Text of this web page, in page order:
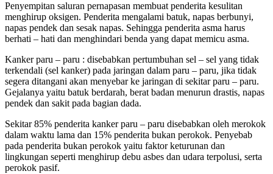
Penyempitan saluran pernapasan membuat penderita kesulitan
menghirup oksigen. Penderita mengalami batuk, napas berbunyi,
napas pendek dan sesak napas. Sehingga penderita asma harus
berhati – hati dan menghindari benda yang dapat memicu asma.
Kanker paru – paru : disebabkan pertumbuhan sel – sel yang tidak
terkendali (sel kanker) pada jaringan dalam paru – paru, jika tidak
segera ditangani akan menyebar ke jaringan di sekitar paru – paru.
Gejalanya yaitu batuk berdarah, berat badan menurun drastis, napas
pendek dan sakit pada bagian dada.
Sekitar 85% penderita kanker paru – paru disebabkan oleh merokok
dalam waktu lama dan 15% penderita bukan perokok. Penyebab
pada penderita bukan perokok yaitu faktor keturunan dan
lingkungan seperti menghirup debu asbes dan udara terpolusi, serta
perokok pasif.